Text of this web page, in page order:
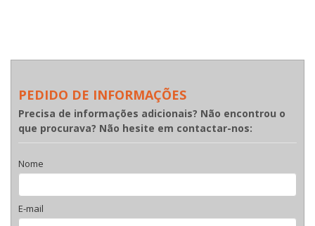
PEDIDO DE INFORMAÇÕES
Precisa de informações adicionais? Não encontrou o
que procurava? Não hesite em contactar-nos:
Nome
E-mail